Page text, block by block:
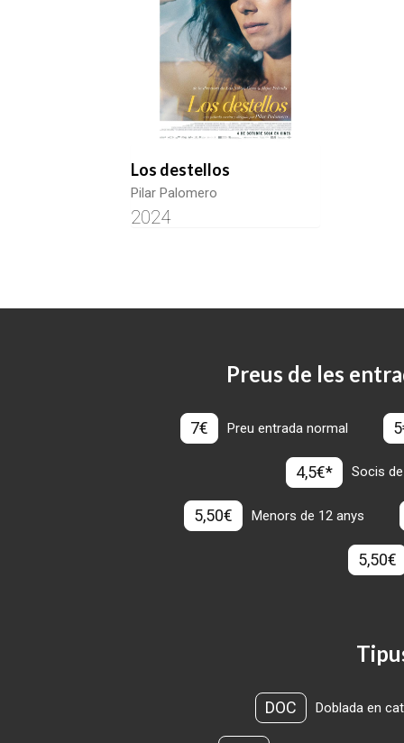
Los destellos
Pilar Palomero
2024
Preus de les
7€ Preu entrada normal
4,5€* Socis
5,50€ Menors de 12 anys
5,50€
DOC Doblada en